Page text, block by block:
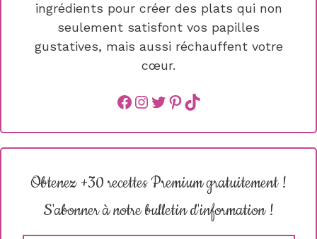
ingrédients pour créer des plats qui non
seulement satisfont vos papilles
gustatives, mais aussi réchauffent votre
cœur.
Facebook
instagram
Twitter
Pinterest
TikTok
Obtenez +30 recettes Premium gratuitement !
S'abonner à notre bulletin d'information !